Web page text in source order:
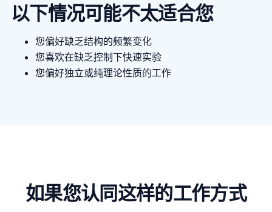
以下情况可能不太适合您
您偏好缺乏结构的频繁变化
您喜欢在缺乏控制下快速实验
您偏好独立或纯理论性质的工作
如果您认同这样的工作方式